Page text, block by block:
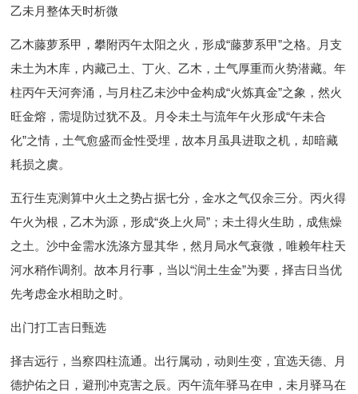
乙未月整体天时析微
乙木藤萝系甲，攀附丙午太阳之火，形成“藤萝系甲”之格。月支
未土为木库，内藏己土、丁火、乙木，土气厚重而火势潜藏。年
柱丙午天河奔涌，与月柱乙未沙中金构成“火炼真金”之象，然火
旺金熔，需堤防过犹不及。月令未土与流年午火形成“午未合
化”之情，土气愈盛而金性受埋，故本月虽具进取之机，却暗藏
耗损之虞。
五行生克测算中火土之势占据七分，金水之气仅余三分。丙火得
午火为根，乙木为源，形成“炎上火局”；未土得火生助，成焦燥
之土。沙中金需水洗涤方显其华，然月局水气衰微，唯赖年柱天
河水稍作调剂。故本月行事，当以“润土生金”为要，择吉日当优
先考虑金水相助之时。
出门打工吉日甄选
择吉远行，当察四柱流通。出行属动，动则生变，宜选天德、月
德护佑之日，避刑冲克害之辰。丙午流年驿马在申，未月驿马在